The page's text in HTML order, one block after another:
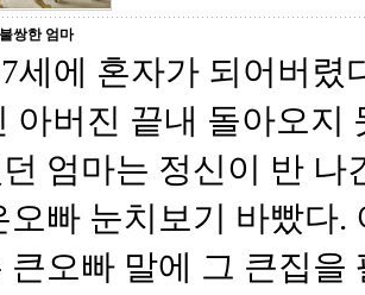
쌍한 엄마
혼자가 되어버렸다. 나의 이혼소
진 끝내 돌아오지 못하셨고 그렇게...
엄마는 정신이 반 나간 아
치보기 바빴다. 이제 아버지 노릇을
큰집을 팔아 큰오빠에게 다